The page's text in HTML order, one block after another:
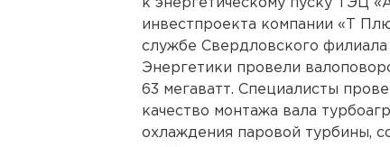
к энергетическому пуску ТЭЦ
инвестпроекта компании «Т
службе Свердловского филиала
Энергетики провели
63 мегаватт. Специалисты
качество монтажа вала
охлаждения паровой турбины,